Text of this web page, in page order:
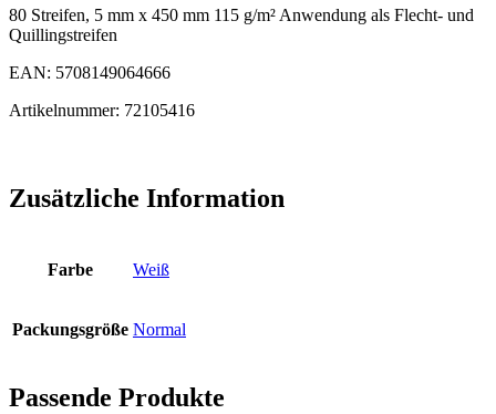
80 Streifen, 5 mm x 450 mm 115 g/m² Anwendung als Flecht- und
Quillingstreifen
EAN: 5708149064666
Artikelnummer: 72105416
Zusätzliche Information
Farbe Weiß
Packungsgröße Normal
Passende Produkte